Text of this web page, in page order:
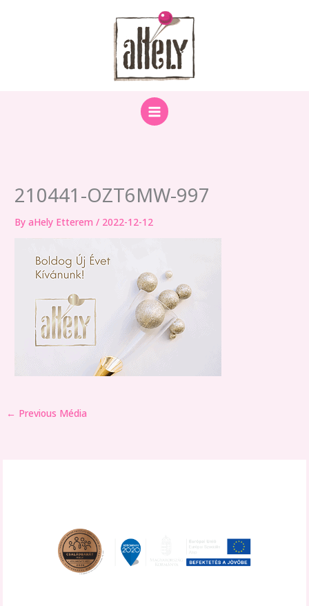
210441-OZT6MW-997
ByaHely Etterem/ 2022-12-12
← Previous Média